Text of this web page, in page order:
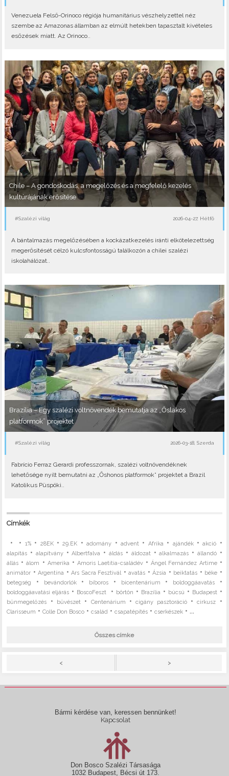
Venezuela Felső-Orinoco régiója humanitárius vészhelyzettel néz
szembe az Amazonas államban az elmúlt hetekben tapasztalt kivételes
esőzések miatt. Az Orinoco..
Chile – A gondoskodás, a megelőzés és a megfelelő kezelés
kultúrájának erősítése
#Szalézi világ 2026-04-27, Hétfő
A bántalmazás megelőzésében a kockázatkezelés iránti elkötelezettség
megerősítését célzó kulcsfontosságú találkozón a chilei szalézi
iskolahálózat..
Brazília – Egy szalézi voltnövendék bemutatja az „Őslakos
platformok” projektet
#Szalézi világ 2026-03-18, Szerda
Fabrício Ferraz Gerardi professzornak, szalézi voltnövendéknek
lehetősége nyílt bemutatni az „Őshonos platformok” projektet a Brazil
Katolikus Püspöki..
Címkék
• • 1%• 28EK•29.EK •adomány •advent • Afrika • ajándék•akció •
alapítás • alapítvány•Albertfalva •áldás • áldozat •alkalmazás • állandó•
állás •álom • Amerika • Amoris Laetitia-családév •Ángel Fernández Artime•
animátor •Argentína •Ars Sacra Fesztivál •avatás •Ázsia • beiktatás • béke •
betegség • bevándorlók• bíboros • bicentenárium • boldoggáavatás•
boldoggáavatási eljárás • BoscoFeszt • börtön • Brazília • búcsú • Budapest •
bűnmegelőzés • bűvészet • Centenárium •cigány pasztoráció•cirkusz •
Clarisseum •Colle Don Bosco •család •csapatépítés •cserkészek • ...
Összes címke
< >
Bármi kérdése van, keressen bennünket!
Kapcsolat
Don Bosco Szalézi Társasága
1032 Budapest, Bécsi út 173.